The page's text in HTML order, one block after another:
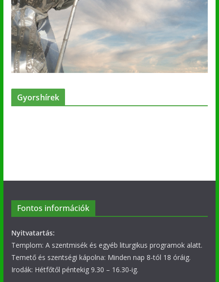
Gyorshírek
Fontos információk
Nyitvatartás:
Templom: A szentmisék és egyéb liturgikus programok alatt.
Temető és szentségi kápolna: Minden nap 8-tól 18 óráig.
Irodák: Hétfőtől péntekig 9.30 – 16.30-ig.